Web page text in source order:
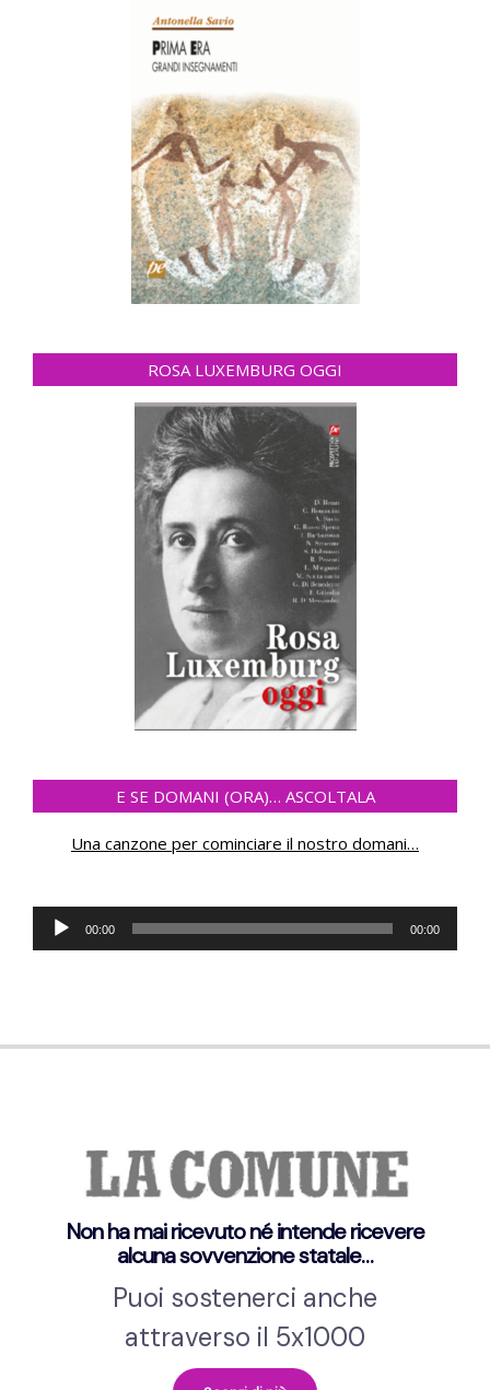
ROSA LUXEMBURG OGGI
E SE DOMANI (ORA)… ASCOLTALA
Una canzone per cominciare il nostro domani…
Audio-
Player
00:00 00:00
Non ha mai ricevuto né intende ricevere
alcuna sovvenzione statale…
Puoi sostenerci anche
attraverso il 5x1000